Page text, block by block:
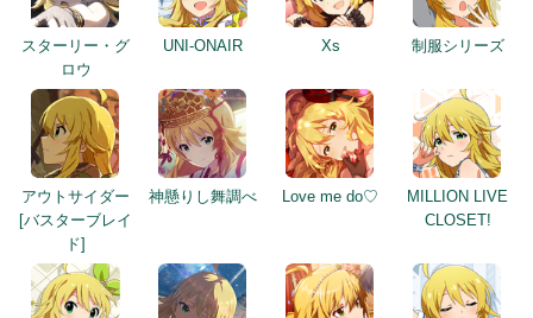
スターリー・グ
ロウ
UNI-ONAIR Xs 制服シリーズ
アウトサイダー
[バスターブレイ
ド]
神懸りし舞調べ Love me do♡
MILLION LIVE
CLOSET!